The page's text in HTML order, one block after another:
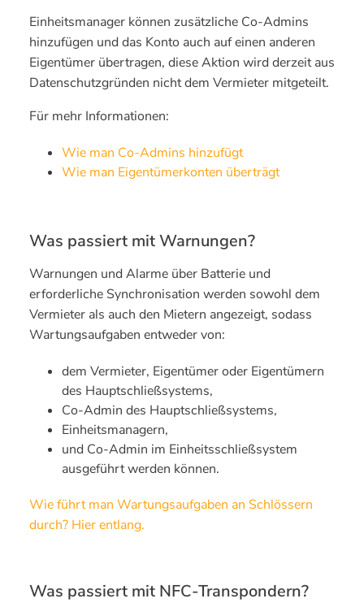
Einheitsmanager können zusätzliche Co-Admins
hinzufügen und das Konto auch auf einen anderen
Eigentümer übertragen, diese Aktion wird derzeit aus
Datenschutzgründen nicht dem Vermieter mitgeteilt.
Für mehr Informationen:
Wie man Co-Admins hinzufügt
Wie man Eigentümerkonten überträgt
Was passiert mit Warnungen?
Warnungen und Alarme über Batterie und
erforderliche Synchronisation werden sowohl dem
Vermieter als auch den Mietern angezeigt, sodass
Wartungsaufgaben entweder von:
dem Vermieter, Eigentümer oder Eigentümern
des Hauptschließsystems,
Co-Admin des Hauptschließsystems,
Einheitsmanagern,
und Co-Admin im Einheitsschließsystem
ausgeführt werden können.
Wie führt man Wartungsaufgaben an Schlössern
durch? Hier entlang.
Was passiert mit NFC-Transpondern?